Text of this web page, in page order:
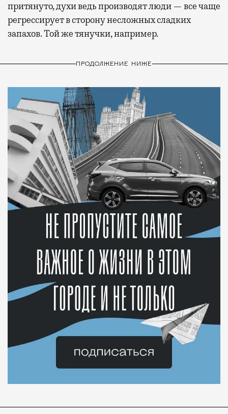
притянуто, духи ведь производят люди — все чаще
регрессирует в сторону несложных сладких
запахов. Той же тянучки, например.
ПРОДОЛЖЕНИЕ НИЖЕ